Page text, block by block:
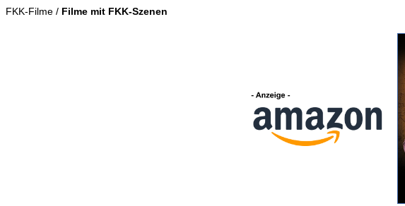
FKK-Filme / Filme mit FKK-Szenen